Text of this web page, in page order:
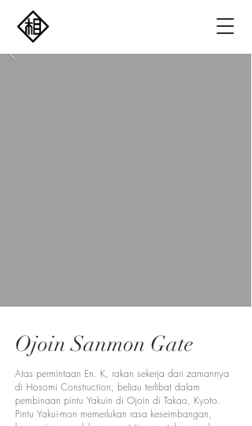
Ojoin Sanmon Gate
Atas permintaan En. K, rakan sekerja dari zamannya
di Hosomi Construction, beliau terlibat dalam
pembinaan pintu Yakuin di Ojoin di Takao, Kyoto.
Pintu Yakui-mon memerlukan rasa keseimbangan,